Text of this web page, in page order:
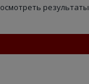
результаты